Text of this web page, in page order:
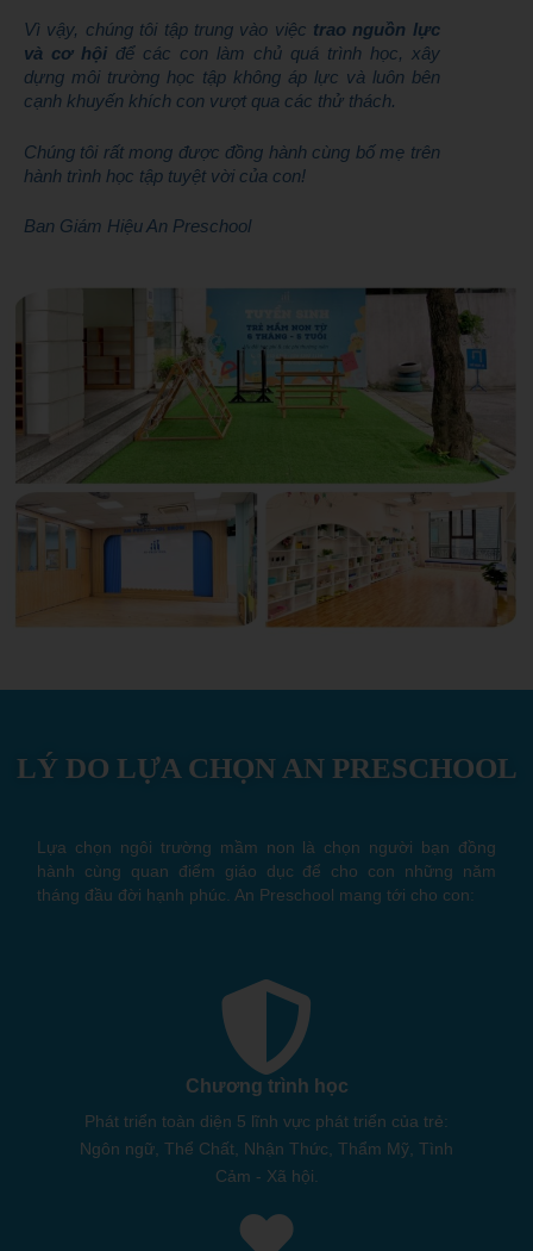
Vì vậy, chúng tôi tập trung vào việc trao nguồn lực
và cơ hộiđể các con làm chủ quá trình học, xây
dựng môi trường học tập không áp lực và luôn bên
cạnh khuyến khích con vượt qua các thử thách.
Chúng tôi rất mong được đồng hành cùng bố mẹ trên
hành trình học tập tuyệt vời của con!
Ban Giám Hiệu An Preschool
LÝ DO LỰA CHỌN AN PRESCHOOL
Lựa chọn ngôi trường mầm non là chọn người bạn đồng
hành cùng quan điểm giáo dục để cho con những năm
tháng đầu đời hạnh phúc. An Preschool mang tới cho con:
Chương trình học
Phát triển toàn diện 5 lĩnh vực phát triển của trẻ:
Ngôn ngữ, Thể Chất, Nhận Thức, Thẩm Mỹ, Tình
Cảm - Xã hội.